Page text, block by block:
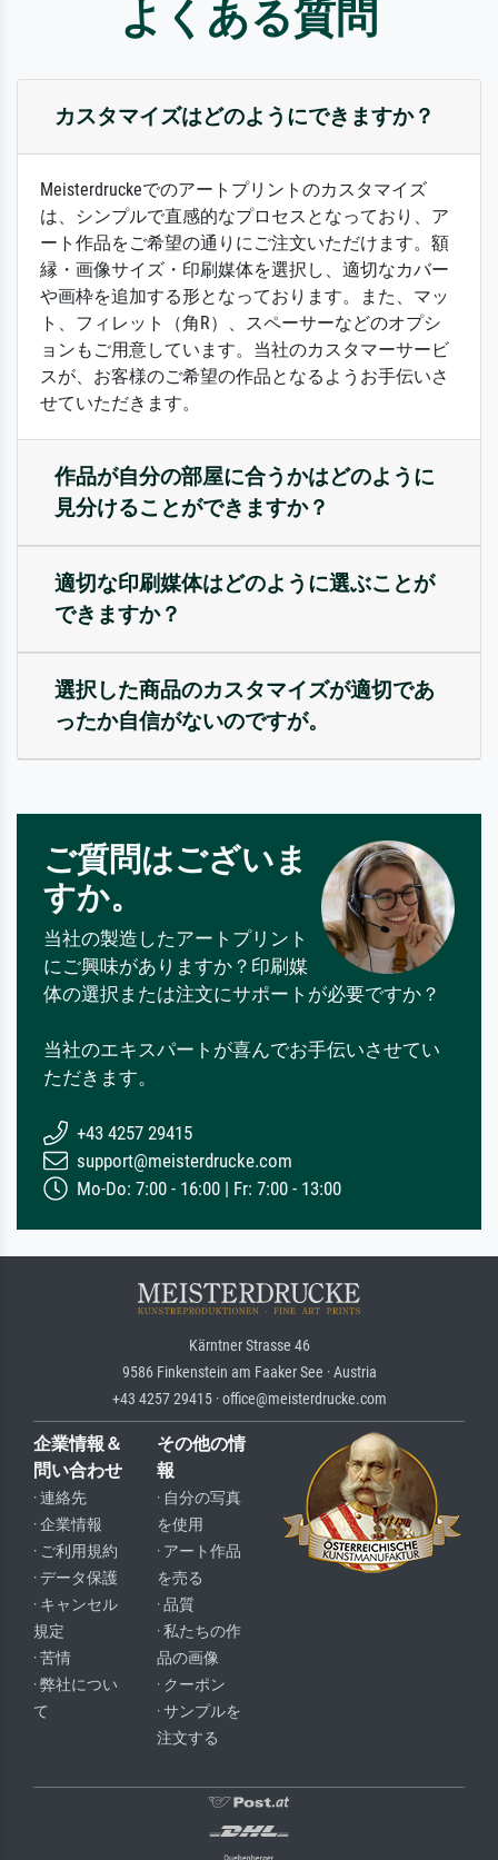
よくある質問
カスタマイズはどのようにできますか？
Meisterdruckeでのアートプリントのカスタマイズ
は、シンプルで直感的なプロセスとなっており、ア
ート作品をご希望の通りにご注文いただけます。額
縁・画像サイズ・印刷媒体を選択し、適切なカバー
や画枠を追加する形となっております。また、マッ
ト、フィレット（角R）、スペーサーなどのオプシ
ョンもご用意しています。当社のカスタマーサービ
スが、お客様のご希望の作品となるようお手伝いさ
せていただきます。
作品が自分の部屋に合うかはどのように
見分けることができますか？
適切な印刷媒体はどのように選ぶことが
できますか？
選択した商品のカスタマイズが適切であ
ったか自信がないのですが。
ご質問はございま
すか。
当社の製造したアートプリント
にご興味がありますか？印刷媒
体の選択または注文にサポートが必要ですか？
当社のエキスパートが喜んでお手伝いさせてい
ただきます。
+43 4257 29415
support@meisterdrucke.com
Mo-Do: 7:00 - 16:00 | Fr: 7:00 - 13:00
Kärntner Strasse 46
9586 Finkenstein am Faaker See · Austria
+43 4257 29415 · office@meisterdrucke.com
企業情報＆
問い合わせ
· 連絡先
· 企業情報
· ご利用規約
· データ保護
· キャンセル
規定
· 苦情
· 弊社につい
て
その他の情
報
· 自分の写真
を使用
· アート作品
を売る
· 品質
· 私たちの作
品の画像
· クーポン
· サンプルを
注文する